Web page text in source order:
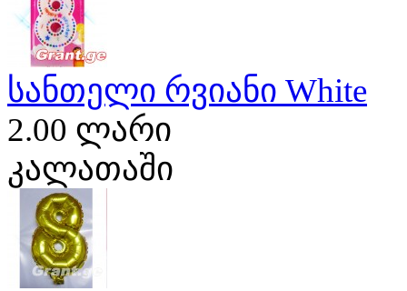
სანთელი რვიანი White
2.00 ლარი
კალათაში